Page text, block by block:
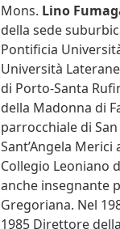
Mons. Lino
della sede
Pontificia
Università
di Porto-Santa
della Madonna di
parrocchiale di
Sant’Angela
Collegio Leoniano
anche insegnante
Gregoriana. Nel
1985 Direttore